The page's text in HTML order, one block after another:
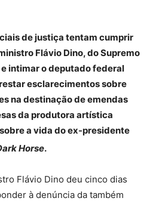
de justiça tentam cumprir
Flávio Dino, do Supremo
intimar o deputado federal
esclarecimentos sobre
na destinação de emendas
da produtora artística
a vida do ex-presidente
Horse.
Flávio Dino deu cinco dias
à denúncia da também